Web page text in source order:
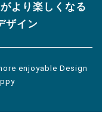
より楽しくなる
ザイン
enjoyable Design